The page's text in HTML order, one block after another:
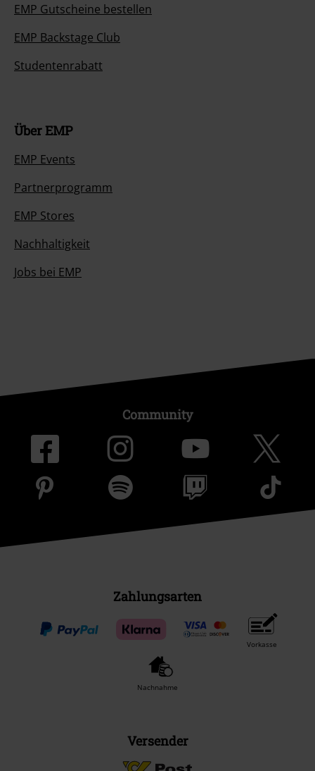
EMP Gutscheine bestellen
EMP Backstage Club
Studentenrabatt
Über EMP
EMP Events
Partnerprogramm
EMP Stores
Nachhaltigkeit
Jobs bei EMP
Community
Zahlungsarten
Vorkasse
Nachnahme
Versender